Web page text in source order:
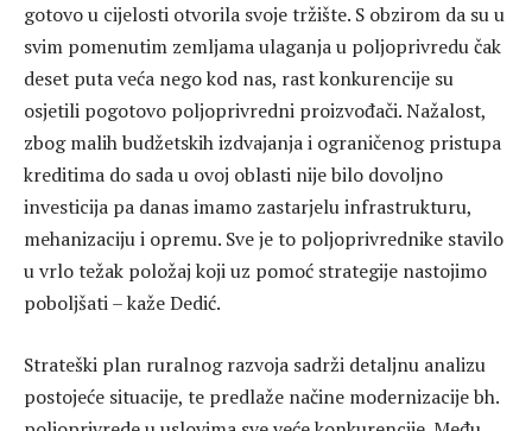
gotovo u cijelosti otvorila svoje tržište. S obzirom da su u
svim pomenutim zemljama ulaganja u poljoprivredu čak
deset puta veća nego kod nas, rast konkurencije su
osjetili pogotovo poljoprivredni proizvođači. Nažalost,
zbog malih budžetskih izdvajanja i ograničenog pristupa
kreditima do sada u ovoj oblasti nije bilo dovoljno
investicija pa danas imamo zastarjelu infrastrukturu,
mehanizaciju i opremu. Sve je to poljoprivrednike stavilo
u vrlo težak položaj koji uz pomoć strategije nastojimo
poboljšati – kaže Dedić.
Strateški plan ruralnog razvoja sadrži detaljnu analizu
postojeće situacije, te predlaže načine modernizacije bh.